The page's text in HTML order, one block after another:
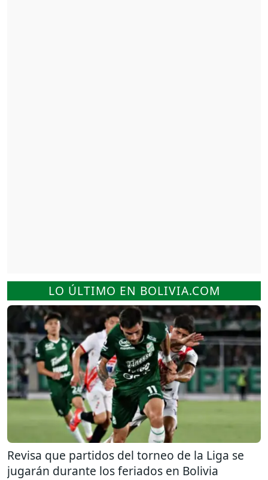
LO ÚLTIMO EN BOLIVIA.COM
Revisa que partidos del torneo de la Liga se
jugarán durante los feriados en Bolivia